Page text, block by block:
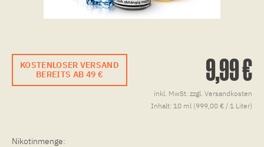
KOSTENLOSER VERSAND
BEREITS AB 49 €
9,99 €
inkl. MwSt. zzgl. Versandkosten
Inhalt: 10 ml (999,00 € / 1 Liter)
Nikotinmenge: